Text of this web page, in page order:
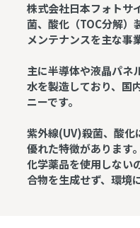
株式会社日本フォトサ
菌、酸化（TOC分解）
メンテナンスを主な事
主に半導体や液晶パネ
水を製造しており、国
ニーです。
紫外線(UV)殺菌、酸化
優れた特徴があります。
化学薬品を使用しない
合物を生成せず、環境